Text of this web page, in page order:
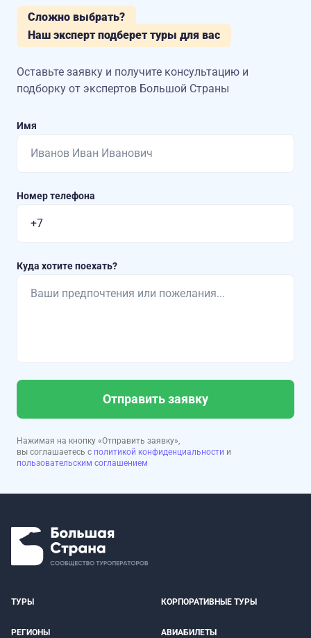
Сложно выбрать?
Наш эксперт подберет туры для вас
Оставьте заявку и получите консультацию и
подборку от экспертов Большой Страны
Имя
Номер телефона
Куда хотите поехать?
Отправить заявку
Нажимая на кнопку «Отправить заявку»,
вы соглашаетесь с политикой конфиденциальности и
пользовательским соглашением
ТУРЫ КОРПОРАТИВНЫЕ ТУРЫ
РЕГИОНЫ АВИАБИЛЕТЫ